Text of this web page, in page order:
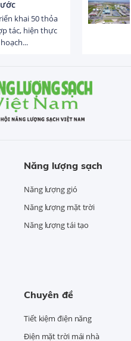
khai 50 thỏa
tác, hiện thực
Năng lượng sạch
Năng lượng gió
Năng lượng mặt trời
Năng lượng tái tạo
Chuyên đề
Tiết kiệm điện năng
Điện mặt trời mái nhà